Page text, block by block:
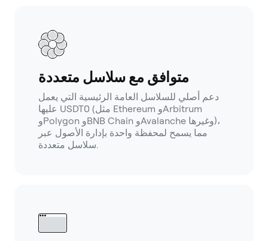
متوافق مع سلاسل متعددة
دعم أصلي للسلاسل العامة الرئيسية التي يعمل
عليها USDT0 (مثل Ethereum وArbitrum
وPolygon وBNB Chain وAvalanche وغيرها)،
مما يسمح لمحفظة واحدة بإدارة الأصول عبر
سلاسل متعددة.